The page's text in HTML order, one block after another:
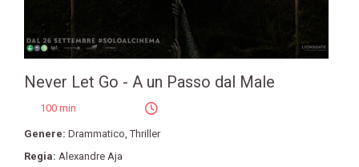
Never Let Go - A un Passo dal Male
100 min
Genere: Drammatico,Thriller
Regia: Alexandre Aja